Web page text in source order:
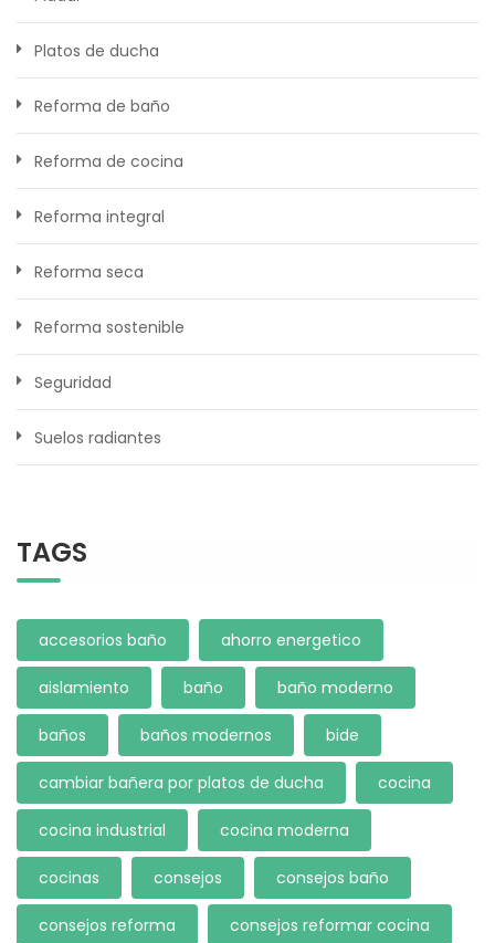
Platos de ducha
Reforma de baño
Reforma de cocina
Reforma integral
Reforma seca
Reforma sostenible
Seguridad
Suelos radiantes
TAGS
accesorios baño ahorro energetico
aislamiento baño baño moderno
baños baños modernos bide
cambiar bañera por platos de ducha cocina
cocina industrial cocina moderna
cocinas consejos consejos baño
consejos reforma consejos reformar cocina